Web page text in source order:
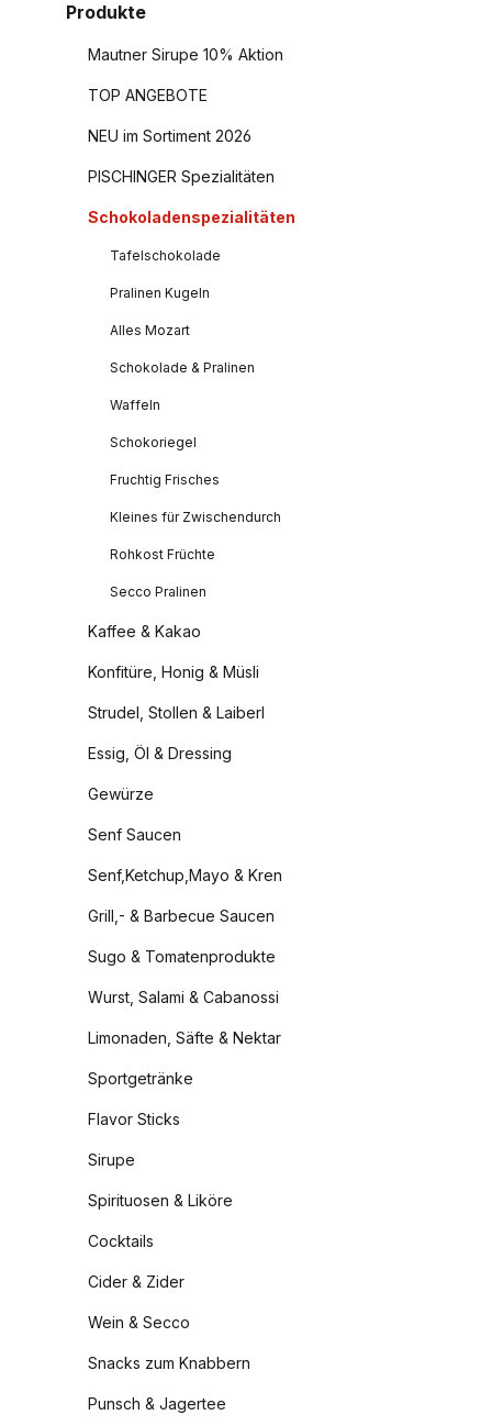
Produkte
Mautner Sirupe 10% Aktion
TOP ANGEBOTE
NEU im Sortiment 2026
PISCHINGER Spezialitäten
Schokoladenspezialitäten
Tafelschokolade
Pralinen Kugeln
Alles Mozart
Schokolade & Pralinen
Waffeln
Schokoriegel
Fruchtig Frisches
Kleines für Zwischendurch
Rohkost Früchte
Secco Pralinen
Kaffee & Kakao
Konfitüre, Honig & Müsli
Strudel, Stollen & Laiberl
Essig, Öl & Dressing
Gewürze
Senf Saucen
Senf,Ketchup,Mayo & Kren
Grill,- & Barbecue Saucen
Sugo & Tomatenprodukte
Wurst, Salami & Cabanossi
Limonaden, Säfte & Nektar
Sportgetränke
Flavor Sticks
Sirupe
Spirituosen & Liköre
Cocktails
Cider & Zider
Wein & Secco
Snacks zum Knabbern
Punsch & Jagertee